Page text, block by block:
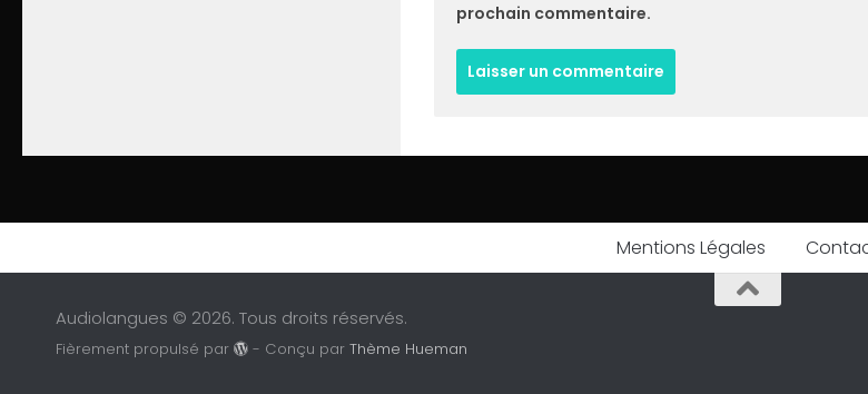
prochain commentaire.
Mentions Légales
Audiolangues © 2026. Tous droits réservés.
Fièrement propulsé par - Conçu parThème Hueman